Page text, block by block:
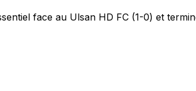
face au Ulsan HD FC (1-0) et